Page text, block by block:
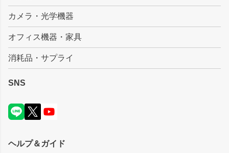
カメラ・光学機器
オフィス機器・家具
消耗品・サプライ
SNS
ヘルプ＆ガイド